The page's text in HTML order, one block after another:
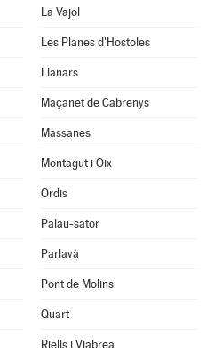
La Vajol
Les Planes d'Hostoles
Llanars
Maçanet de Cabrenys
Massanes
Montagut i Oix
Ordis
Palau-sator
Parlavà
Pont de Molins
Quart
Riells i Viabrea